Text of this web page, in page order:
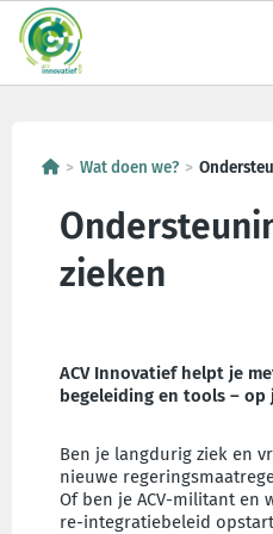
Wat doen we?
zieken
ACV Innovatief helpt je
begeleiding en tools – op
Ben je langdurig ziek en
nieuwe
Of ben je ACV-militant en
re-integratiebeleid